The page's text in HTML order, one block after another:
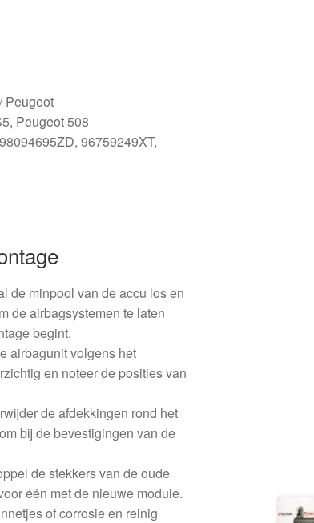
Peugeot
Peugeot 508
96759249XT,
de minpool van de accu los en
de airbagsystemen te laten
begint.
airbagunit volgens het
en noteer de posities van
de afdekkingen rond het
bij de bevestigingen van de
de stekkers van de oude
één met de nieuwe module.
of corrosie en reinig